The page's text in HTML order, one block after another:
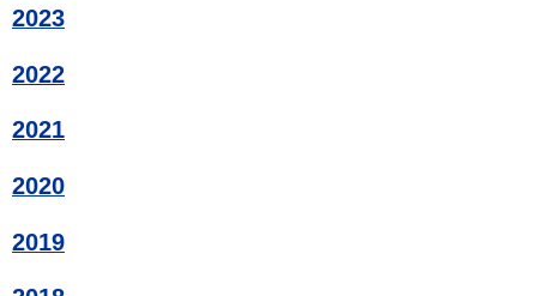
2023
2022
2021
2020
2019